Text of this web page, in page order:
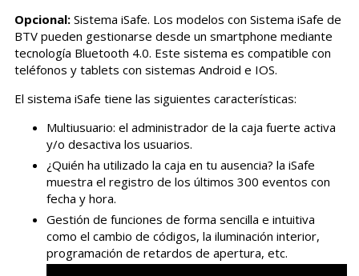
Opcional: Sistema iSafe. Los modelos con Sistema iSafe de
BTV pueden gestionarse desde un smartphone mediante
tecnología Bluetooth 4.0. Este sistema es compatible con
teléfonos y tablets con sistemas Android e IOS.
El sistema iSafe tiene las siguientes características:
Multiusuario: el administrador de la caja fuerte activa
y/o desactiva los usuarios.
¿Quién ha utilizado la caja en tu ausencia? la iSafe
muestra el registro de los últimos 300 eventos con
fecha y hora.
Gestión de funciones de forma sencilla e intuitiva
como el cambio de códigos, la iluminación interior,
programación de retardos de apertura, etc.